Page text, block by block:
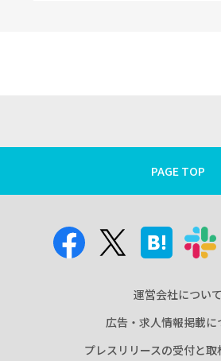
PAGE TOP
運営会社について
広告・求人情報掲載に
プレスリリースの受付と取